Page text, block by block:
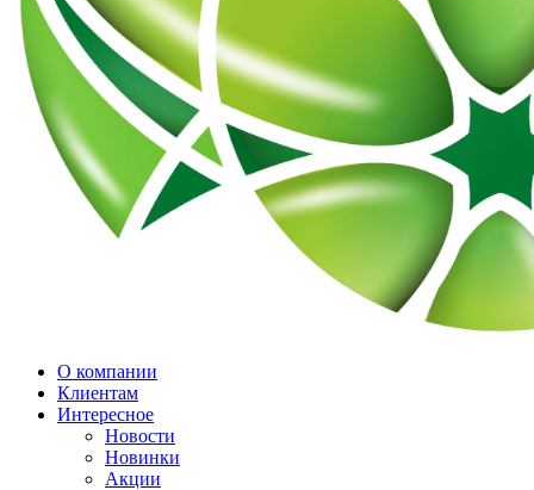
О компании
Клиентам
Интересное
Новости
Новинки
Акции